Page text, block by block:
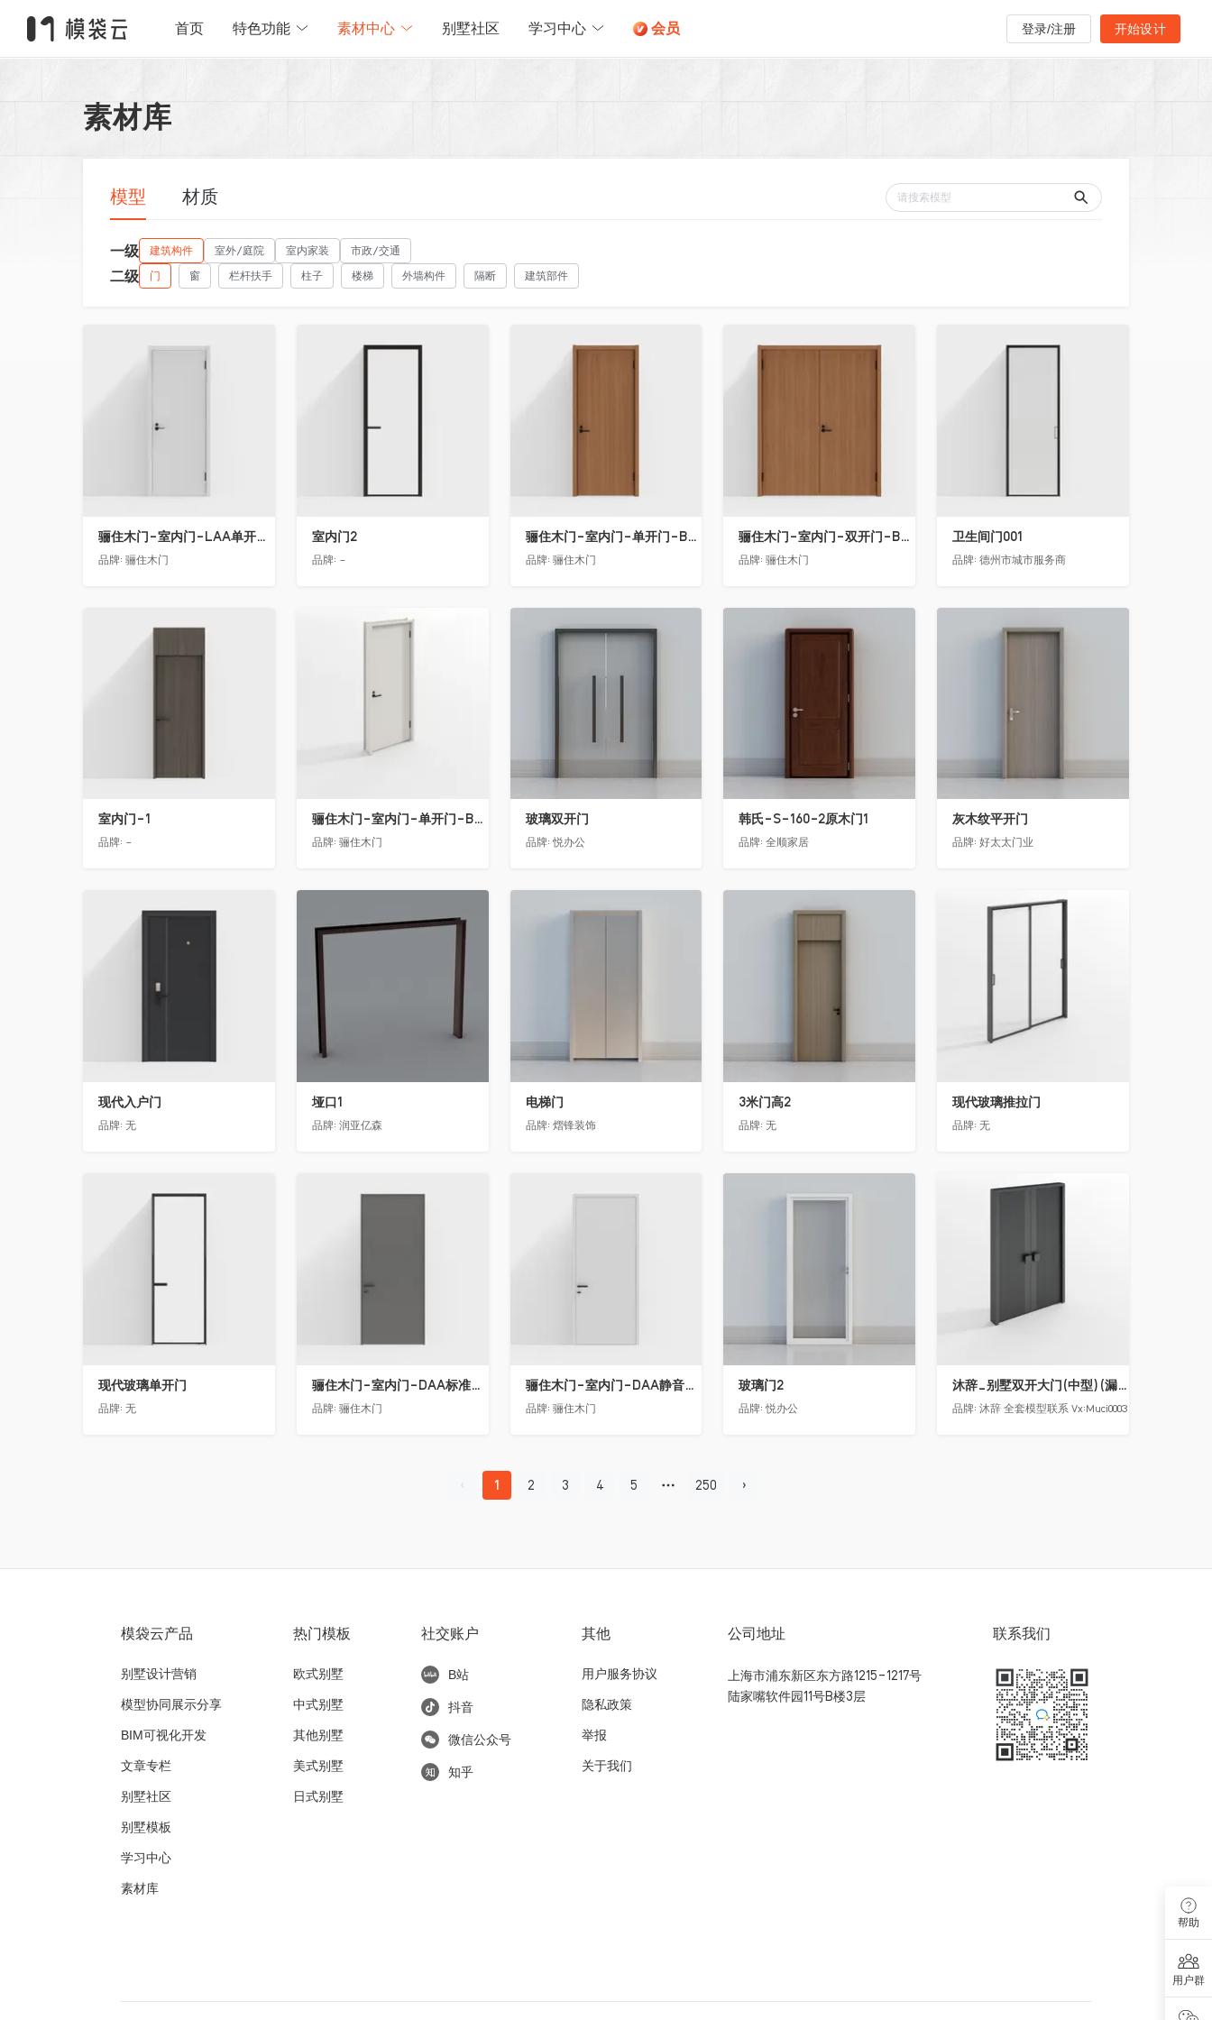
首页 特色功能 素材中心 别墅社区 学习中心 会员 登录/注册 开始设计
素材库
模型 材质
一级 建筑构件 室外/庭院 室内家装 市政/交通
二级 门 窗 栏杆扶手 柱子 楼梯 外墙构件 隔断 建筑部件
骊住木门-室内门-LAA单开门-YY漆白色
品牌: 骊住木门
室内门2
品牌: -
收藏
骊住木门-室内门-单开门-BAA-LL淡雅茶色
品牌: 骊住木门
收藏
骊住木门-室内门-双开门-BFA-LL淡雅茶色
品牌:骊住木门
卫生间门001
品牌:德州市城市服务商
室内门-1
品牌: -
骊住木门-室内门-单开门-BFA-EF浅灰色
品牌: 骊住木门
收藏
玻璃双开门
品牌:悦办公
收藏
韩氏-S-160-2原木门1
品牌:全顺家居
收藏
灰木纹平开门
品牌:好太太门业
收藏
现代入户门
品牌: 无
垭口1
品牌: 润亚亿森
收藏
电梯门
品牌: 熠锋装饰
收藏
3米门高2
品牌:无
收藏
现代玻璃推拉门
品牌:无
现代玻璃单开门
品牌: 无
骊住木门-室内门-DAA标准门-方形把手-2350-灰色
品牌: 骊住木门
收藏
骊住木门-室内门-DAA静音门-YY漆白色-方形把手
品牌: 骊住木门
收藏
玻璃门2
品牌:悦办公
沐辞_别墅双开大门(中型)(漏光加厚度)
品牌:沐辞 全套模型联系 Vx:Muci0003
1 2 3 4 5 250
模袋云产品
别墅设计营销
模型协同展示分享
BIM可视化开发
文章专栏
别墅社区
别墅模板
学习中心
素材库
热门模板
欧式别墅
中式别墅
其他别墅
美式别墅
日式别墅
社交账户
B站
抖音
微信公众号
知乎
其他
用户服务协议
隐私政策
举报
关于我们
公司地址
上海市浦东新区东方路1215-1217号
陆家嘴软件园11号B楼3层
联系我们
帮助
用户群